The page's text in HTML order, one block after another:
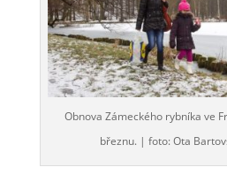
Obnova Zámeckého rybníka ve
březnu. | foto: Ota